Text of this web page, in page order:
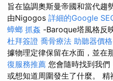
旨在協調奧斯曼帝國和當代趨
由Nigogos 詳細的Google
蟑螂 抓姦 -Baroque塔風格反
杜拜簽證 喬骨療法 助聽器價格
據物理定律保留在水面，並在
復服務推薦 您會隨時找到我
或想知道周圍發生了什麼。